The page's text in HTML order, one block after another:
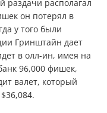
раздачи располагал
он потерял в
у того были
Гринштайн дает
в олл-ин, имея на
96,000 фишек,
валет, который